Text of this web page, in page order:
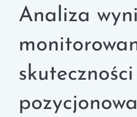
Analiza
skuteczności